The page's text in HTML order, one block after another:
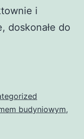
i
doskonałe do
budyniowym,